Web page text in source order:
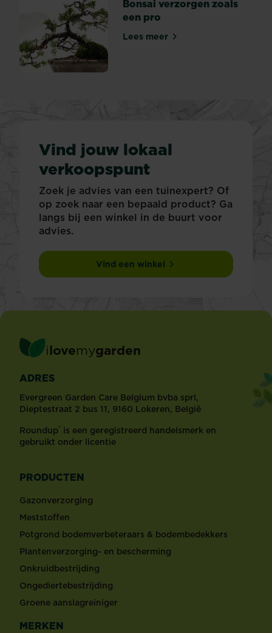
Bonsai verzorgen zoals
een pro
Lees meerBonsai verzorgen zoals een
Vind jouw lokaal
verkoopspunt
Zoek je advies van een tuinexpert? Of
op zoek naar een bepaald product? Ga
langs bij een winkel in de buurt voor
advies.
Vind een winkel
ilovemygarden
ADRES
Evergreen Garden Care Belgium bvba sprl,
Dieptestraat 2 bus 11, 9160 Lokeren, België
Roundup® is een geregistreerd handelsmerk en
gebruikt onder licentie
PRODUCTEN
Gazonverzorging
Meststoffen
Potgrond bodemverbeteraars & bodembedekkers
Plantenverzorging- en bescherming
Onkruidbestrijding
Ongediertebestrijding
Groene aanslagreiniger
MERKEN